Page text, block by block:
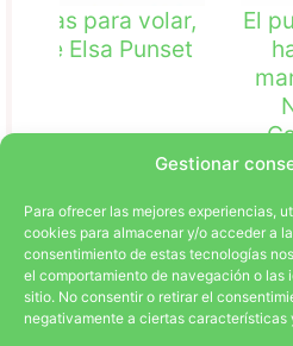
Gestionar
Para ofrecer las mejores experiencias,
cookies para almacenar y/o acceder a
consentimiento de estas tecnologías
el comportamiento de navegación o
sitio. No consentir o retirar el
negativamente a ciertas características
El puente donde
habitan las
Castellanos
EL PROYECTO LA COMUNIDAD